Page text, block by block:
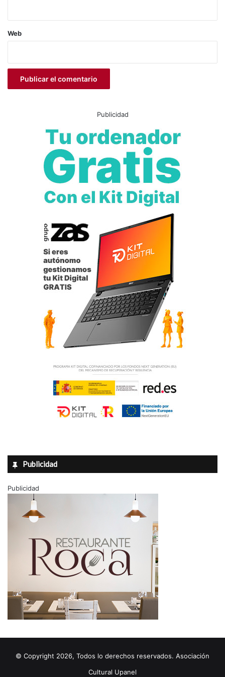
Web
Publicidad
Publicidad
Publicidad
© Copyright 2026, Todos lo derechos reservados. Asociación
Cultural Upanel